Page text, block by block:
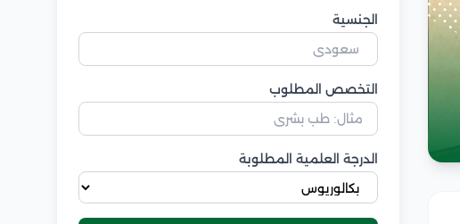
الجنسية
التخصص المطلوب
الدرجة العلمية المطلوبة